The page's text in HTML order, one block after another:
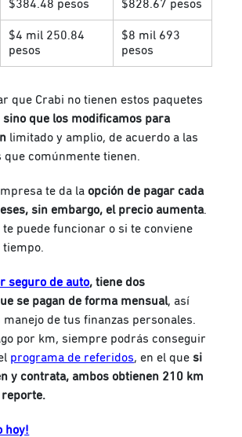
$384.48 pesos $828.67 pesos
$4 mil 250.84
pesos
$8 mil 693
pesos
que Crabi no tienen estos paquetes
sino que los modificamos para
limitado y amplio, de acuerdo a las
comúnmente tienen.
te da laopción de pagar cada
sin embargo, el precio aumenta.
puede funcionar o si te conviene
tiempo.
seguro de auto, tiene dos
se pagan de forma mensual, así
de tus finanzas personales.
por km, siempre podrás conseguir
programa de referidos, en el que si
y contrata, ambos obtienen 210 km
hoy!